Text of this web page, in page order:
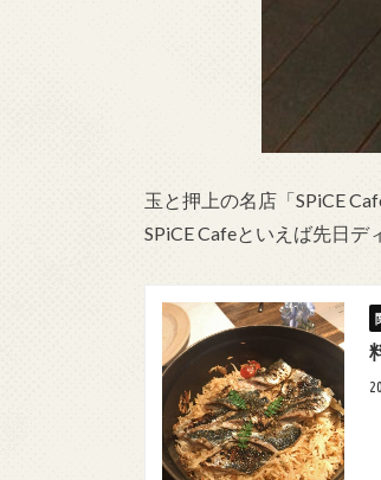
玉と押上の名店「SPiCE
SPiCE Cafeといえば先日